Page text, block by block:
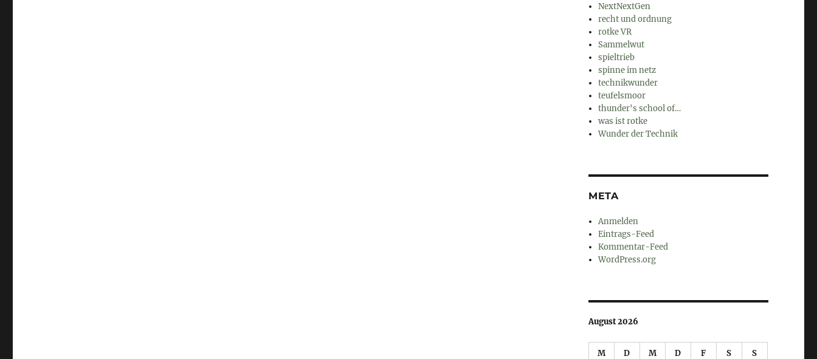
NextNextGen
recht und ordnung
rotke VR
Sammelwut
spieltrieb
spinne im netz
technikwunder
teufelsmoor
thunder's school of…
was ist rotke
Wunder der Technik
META
Anmelden
Eintrags-Feed
Kommentar-Feed
WordPress.org
August 2026
M D M D F S S